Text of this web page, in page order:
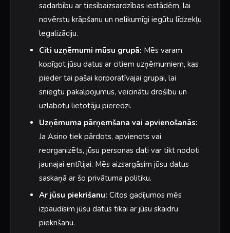
sadarbību ar tiesībaizsardzības iestādēm, lai
novērstu krāpšanu un nelikumīgi iegūtu līdzekļu
legalizāciju.
Citi uzņēmumi mūsu grupā: Mēs varam
kopīgot jūsu datus ar citiem uzņēmumiem, kas
pieder tai pašai korporatīvajai grupai, lai
sniegtu pakalpojumus, veicinātu drošību un
uzlabotu lietotāju pieredzi.
Uzņēmuma pārņemšana vai apvienošanās:
Ja Asino tiek pārdots, apvienots vai
reorganizēts, jūsu personas dati var tikt nodoti
jaunajai entītijai. Mēs aizsargāsim jūsu datus
saskaņā ar šo privātuma politiku.
Ar jūsu piekrišanu: Citos gadījumos mēs
izpaudīsim jūsu datus tikai ar jūsu skaidru
piekrišanu.